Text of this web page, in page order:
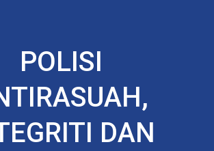
POLISI
DAN